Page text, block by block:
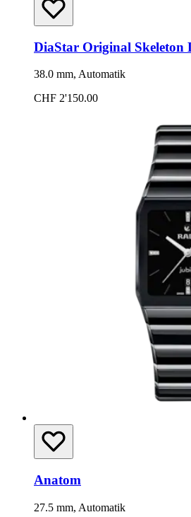
DiaStar Original Skeleton
38.0 mm, Automatik
CHF 2'150.00
Anatom
27.5 mm, Automatik